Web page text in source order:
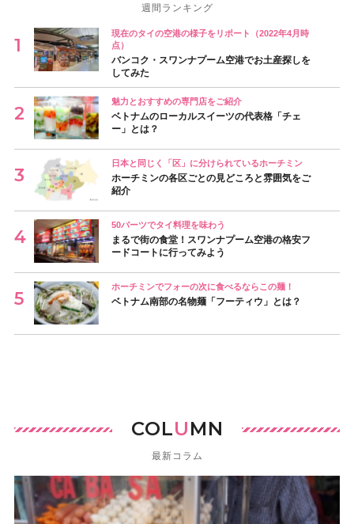
週間ランキング
現在のタイの空港の様子をリポート（2022年4月時
点）
バンコク・スワンナプーム空港でお土産探しを
してみた
魅力とおすすめの専門店をご紹介
ベトナムのローカルスイーツの代表格「チェ
ー」とは？
日本と同じく「区」に分けられているホーチミン
ホーチミンの各区ごとの見どころと雰囲気をご
紹介
50バーツでタイ料理を味わう
まるで街の食堂！スワンナプーム空港の格安フ
ードコートに行ってみよう
ホーチミンでフォーの次に食べるならこの麺！
ベトナム南部の名物麺「フーティウ」とは？
COLUMN
最新コラム